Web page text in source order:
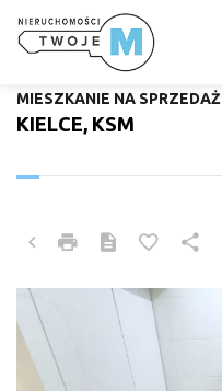
KIELCE, KSM
MIESZKANIE NA SPRZEDAŻ